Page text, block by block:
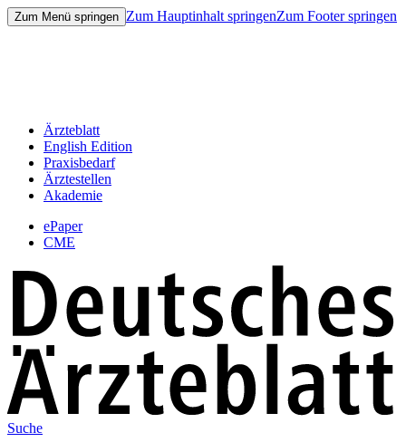
Zum Menü springen Zum Hauptinhalt springenZum Footer springen
Ärzteblatt
English Edition
Praxisbedarf
Ärztestellen
Akademie
ePaper
CME
Suche